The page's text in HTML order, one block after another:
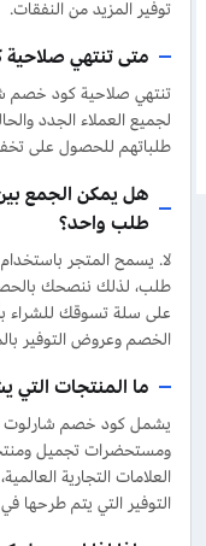
توفير المزيد من النفقات.
متى تنتهي
لجميع العملاء الجدد
طلباتهم للحصول على
هل يمكن الجمع
طلب واحد؟
لا. يسمح المتجر
طلب، لذلك ننصحك
على سلة تسوقك للشراء
الخصم وعروض التوفير
ما المنتجات
يشمل كود خصم شارلوت
ومستحضرات تجميل
العلامات التجارية
التوفير التي يتم طرحها